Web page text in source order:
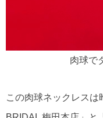
肉球で
この肉球ネックレス